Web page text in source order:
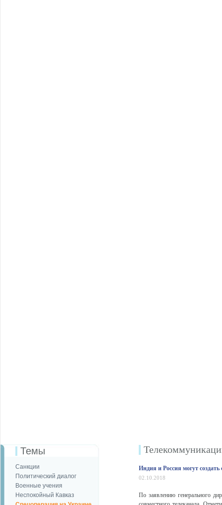
Темы
Санкции
Политический диалог
Военные учения
Неспокойный Кавказ
Индия и Россия могут
02.10.2018
По заявлению генерального